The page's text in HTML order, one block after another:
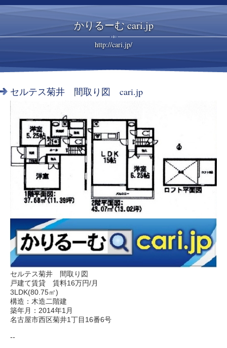
かりるーむ cari.jp
http://cari.jp/
セルテス菊井 間取り図 cari.jp
セルテス菊井 間取り図
戸建て賃貸 賃料16万円/月
3LDK(80.75㎡)
構造：木造二階建
築年月：2014年1月
名古屋市西区菊井1丁目16番6号
--